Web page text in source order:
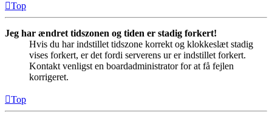
Top
Jeg har ændret tidszonen og tiden er stadig forkert!
Hvis du har indstillet tidszone korrekt og klokkeslæt stadig
vises forkert, er det fordi serverens ur er indstillet forkert.
Kontakt venligst en boardadministrator for at få fejlen
korrigeret.
Top